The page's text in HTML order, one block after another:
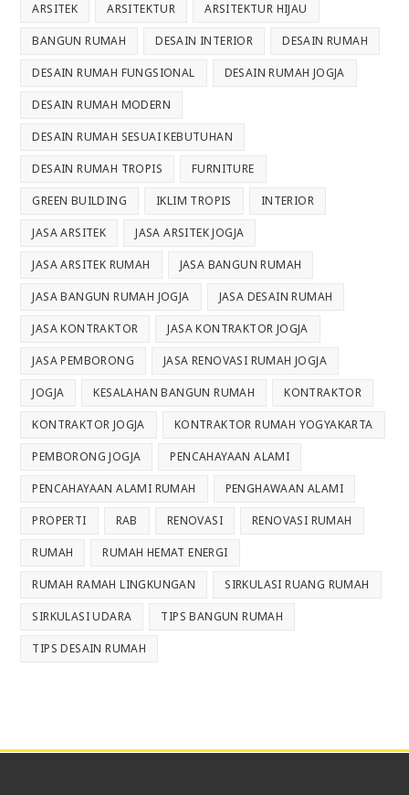
ARSITEK ARSITEKTUR ARSITEKTUR HIJAU
BANGUN RUMAH DESAIN INTERIOR DESAIN RUMAH
DESAIN RUMAH FUNGSIONAL DESAIN RUMAH JOGJA
DESAIN RUMAH MODERN
DESAIN RUMAH SESUAI KEBUTUHAN
DESAIN RUMAH TROPIS FURNITURE
GREEN BUILDING IKLIM TROPIS INTERIOR
JASA ARSITEK JASA ARSITEK JOGJA
JASA ARSITEK RUMAH JASA BANGUN RUMAH
JASA BANGUN RUMAH JOGJA JASA DESAIN RUMAH
JASA KONTRAKTOR JASA KONTRAKTOR JOGJA
JASA PEMBORONG JASA RENOVASI RUMAH JOGJA
JOGJA KESALAHAN BANGUN RUMAH KONTRAKTOR
KONTRAKTOR JOGJA KONTRAKTOR RUMAH YOGYAKARTA
PEMBORONG JOGJA PENCAHAYAAN ALAMI
PENCAHAYAAN ALAMI RUMAH PENGHAWAAN ALAMI
PROPERTI RAB RENOVASI RENOVASI RUMAH
RUMAH RUMAH HEMAT ENERGI
RUMAH RAMAH LINGKUNGAN SIRKULASI RUANG RUMAH
SIRKULASI UDARA TIPS BANGUN RUMAH
TIPS DESAIN RUMAH